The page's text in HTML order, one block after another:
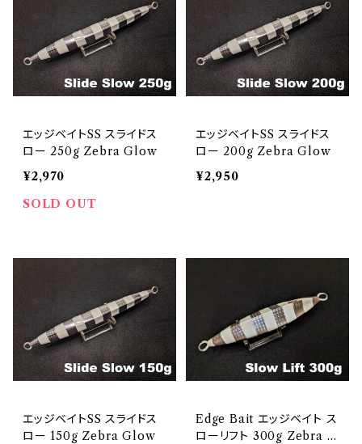
エッジベイトSS スライドス
ロー 250g Zebra Glow
¥2,970
SOLD OUT
エッジベイトSS スライドス
ロー 200g Zebra Glow
¥2,950
エッジベイトSS スライドス
ロー 150g Zebra Glow
Edge Bait エッジベイト ス
ローリフト 300g Zebra G